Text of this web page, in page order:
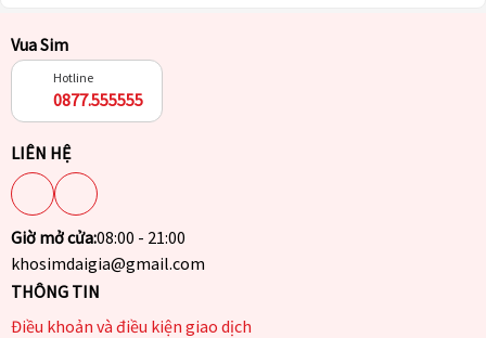
Vua Sim
Hotline
0877.555555
LIÊN HỆ
Giờ mở cửa:08:00 - 21:00
khosimdaigia@gmail.com
THÔNG TIN
Điều khoản và điều kiện giao dịch